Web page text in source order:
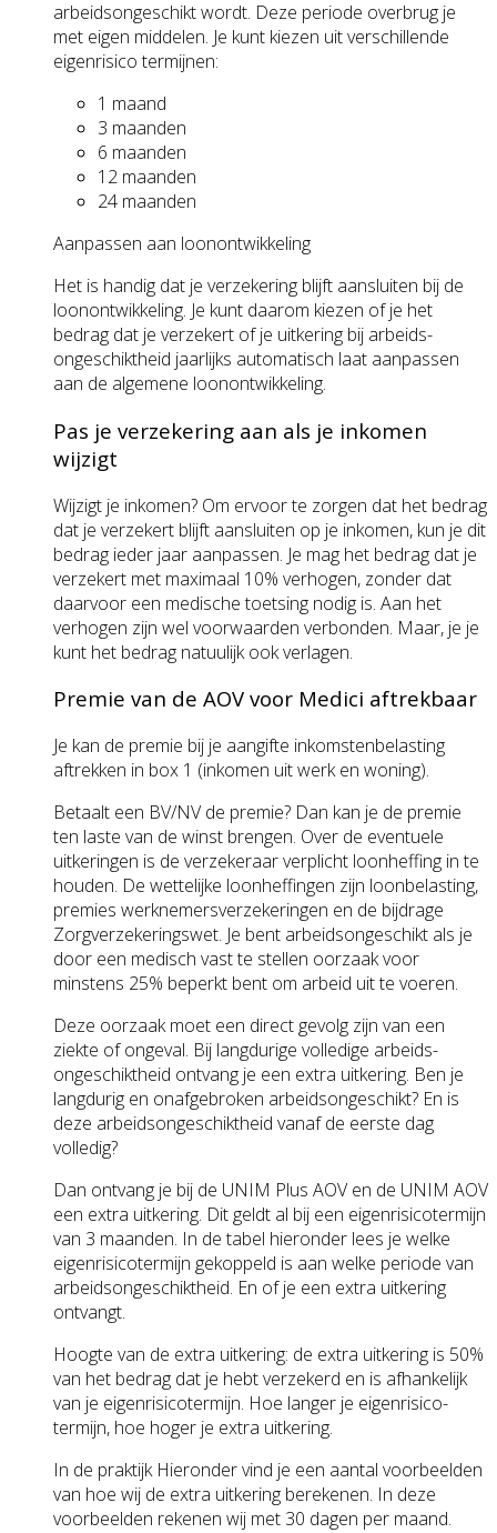
arbeids­ongeschikt wordt. Deze periode overbrug je
met eigen middelen. Je kunt kiezen uit verschillende
eigenrisico ­termijnen:
1 maand
3 maanden
6 maanden
12 maanden
24 maanden
Aanpassen aan loonontwikkeling
Het is handig dat je verzekering blijft aansluiten bij de
loonontwikkeling. Je kunt daarom kiezen of je het
bedrag dat je verzekert of je uitkering bij arbeids­
ongeschiktheid jaarlijks automatisch laat aanpassen
aan de algemene loonontwikkeling.
Pas je verzekering aan als je inkomen
wijzigt
Wijzigt je inkomen? Om ervoor te zorgen dat het bedrag
dat je verzekert blijft aansluiten op je inkomen, kun je dit
bedrag ieder jaar aanpassen. Je mag het bedrag dat je
verzekert met maximaal 10% verhogen, zonder dat
daarvoor een medische toetsing nodig is. Aan het
verhogen zijn wel voor­waarden verbonden. Maar, je je
kunt het bedrag natuulijk ook verlagen.
Premie van de AOV voor Medici aftrekbaar
Je kan de premie bij je aangifte inkomstenbelasting
aftrekken in box 1 (inkomen uit werk en woning).
Betaalt een BV/NV de premie? Dan kan je de premie
ten laste van de winst brengen. Over de eventuele
uitkeringen is de verzekeraar verplicht loonheffing in te
houden. De wettelijke loonheffingen zijn loonbelasting,
premies werknemers­verzekeringen en de bijdrage
Zorg­verzekeringswet. Je bent arbeids­ongeschikt als je
door een medisch vast te stellen oorzaak voor
minstens 25% beperkt bent om arbeid uit te voeren.
Deze oorzaak moet een direct gevolg zijn van een
ziekte of ongeval. Bij langdurige volledige arbeids­
ongeschiktheid ontvang je een extra uitkering. Ben je
langdurig en onafgebroken arbeids­ongeschikt? En is
deze arbeids­ongeschiktheid vanaf de eerste dag
volledig?
Dan ontvang je bij de UNIM Plus AOV en de UNIM AOV
een extra uitkering. Dit geldt al bij een eigenrisico­termijn
van 3 maanden. In de tabel hieronder lees je welke
eigenrisico­termijn gekoppeld is aan welke periode van
arbeids­ongeschiktheid. En of je een extra uitkering
ontvangt.
Hoogte van de extra uitkering: de extra uitkering is 50%
van het bedrag dat je hebt verzekerd en is afhankelijk
van je eigenrisico­termijn. Hoe langer je eigenrisico­
termijn, hoe hoger je extra uitkering.
In de praktijk Hieronder vind je een aantal voorbeelden
van hoe wij de extra uitkering berekenen. In deze
voorbeelden rekenen wij met 30 dagen per maand.